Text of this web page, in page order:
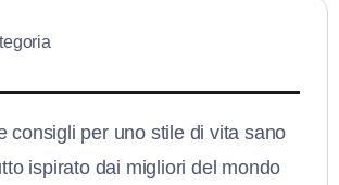
consigli per uno stile di vita sano
ispirato dai migliori del mondo